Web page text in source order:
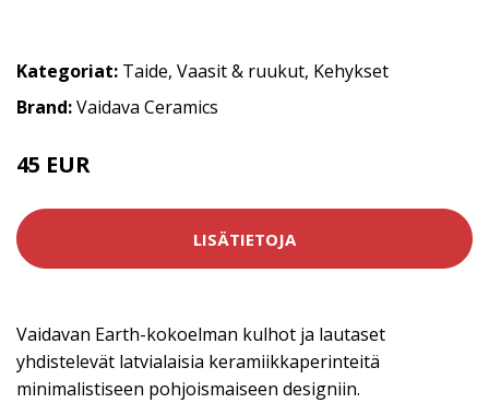
Kategoriat: Taide, Vaasit & ruukut, Kehykset
Brand:Vaidava Ceramics
45 EUR
LISÄTIETOJA
Vaidavan Earth-kokoelman kulhot ja lautaset
yhdistelevät latvialaisia keramiikkaperinteitä
minimalistiseen pohjoismaiseen designiin.